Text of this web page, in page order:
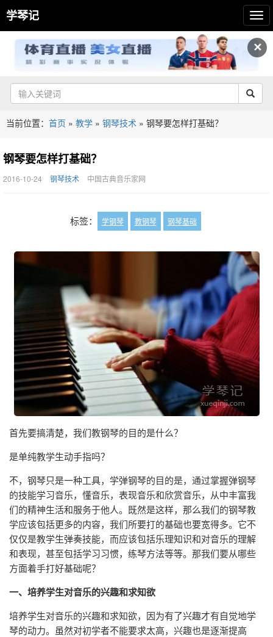
✕
学琴记
当前位置： 首页 » 教学 » 钢琴技术 » 钢琴要怎样打基础？
钢琴要怎样打基础？
2016-10-24 钢琴技术 中国古典音乐家网
标签： 学钢琴 教钢琴 钢琴基础
首先要搞清楚，我们教钢琴的目的是什么？
是单纯教学生动手指吗？
不，钢琴只是一种工具，学弹钢琴的目的是，通过掌握弹钢琴
的技能学习音乐，懂音乐，表现音乐和欣赏音乐，从中丰富我
们的精神生活和服务于他人。既然是这样，那么我们的钢琴教
学应该包括更多的内容，我们所要打的基础也要宽得多。它不
仅仅是教学生弹奏技能，而应该包括乐理知识和对音乐的理解
和表现，甚至包括学习习惯，练琴方法等等。那我们要从哪些
方面着手打好基础呢？
一、培养学生对音乐的兴趣和求知欲
培养学生对音乐的兴趣和求知欲，因为有了兴趣才有自觉地学
琴的动力。虽然对初学者不能要求太高，兴趣也是逐渐提高